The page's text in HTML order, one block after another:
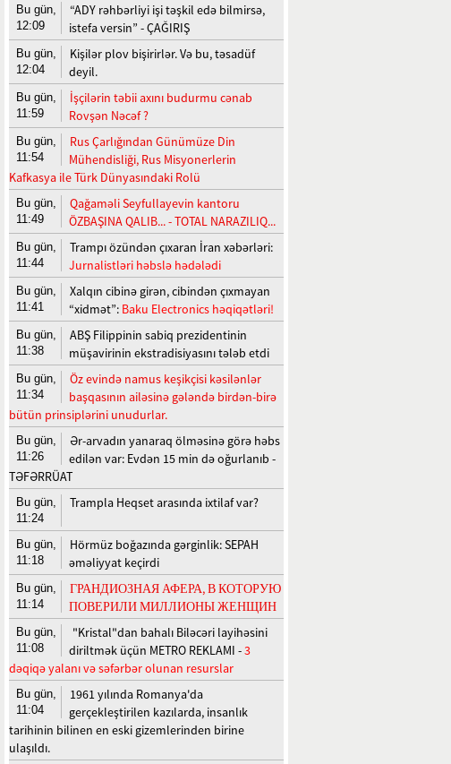
Bu gün,
12:09
“ADY rəhbərliyi işi təşkil edə bilmirsə,
istefa versin” - ÇAĞIRIŞ
Bu gün,
12:04
Kişilər plov bişirirlər. Və bu, təsadüf
deyil.
Bu gün,
11:59
İşçilərin təbii axını budurmu cənab
Rovşən Nəcəf ?
Bu gün,
11:54
Rus Çarlığından Günümüze Din
Mühendisliği, Rus Misyonerlerin
Kafkasya ile Türk Dünyasındaki Rolü
Bu gün,
11:49
Qağaməli Seyfullayevin kantoru
ÖZBAŞINA QALIB... - TOTAL NARAZILIQ...
Bu gün,
11:44
Trampı özündən çıxaran İran xəbərləri:
Jurnalistləri həbslə hədələdi
Bu gün,
11:41
Xalqın cibinə girən, cibindən çıxmayan
“xidmət”: Baku Electronics həqiqətləri!
Bu gün,
11:38
ABŞ Filippinin sabiq prezidentinin
müşavirinin ekstradisiyasını tələb etdi
Bu gün,
11:34
Öz evində namus keşikçisi kəsilənlər
başqasının ailəsinə gələndə birdən-birə
bütün prinsiplərini unudurlar.
Bu gün,
11:26
Ər-arvadın yanaraq ölməsinə görə həbs
edilən var: Evdən 15 min də oğurlanıb -
TƏFƏRRÜAT
Bu gün,
11:24
Trampla Heqset arasında ixtilaf var?
Bu gün,
11:18
Hörmüz boğazında gərginlik: SEPAH
əməliyyat keçirdi
Bu gün,
11:14
ГРАНДИОЗНАЯ АФЕРА, В КОТОРУЮ
ПОВЕРИЛИ МИЛЛИОНЫ ЖЕНЩИН
Bu gün,
11:08
"Kristal"dan bahalı Biləcəri layihəsini
diriltmək üçün METRO REKLAMI -3
dəqiqə yalanı və səfərbər olunan resurslar
Bu gün,
11:04
1961 yılında Romanya'da
gerçekleştirilen kazılarda, insanlık
tarihinin bilinen en eski gizemlerinden birine
ulaşıldı.